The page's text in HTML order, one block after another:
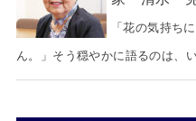
「花の気持ち
ん。」そう穏やかに語るのは、